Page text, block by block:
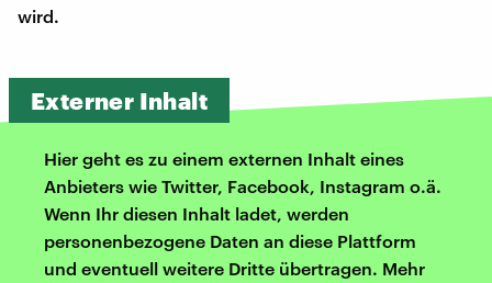
wird.
Externer Inhalt
Hier geht es zu einem externen Inhalt eines
Anbieters wie Twitter, Facebook, Instagram o.ä.
Wenn Ihr diesen Inhalt ladet, werden
personenbezogene Daten an diese Plattform
und eventuell weitere Dritte übertragen. Mehr